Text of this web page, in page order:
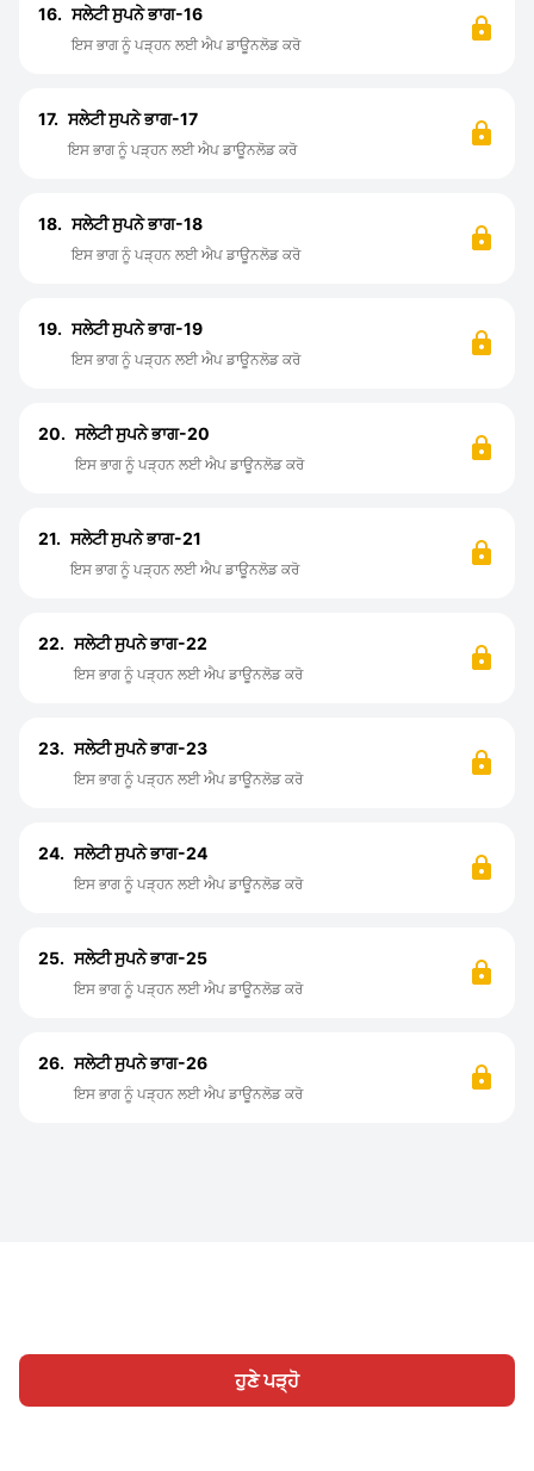
ਹੁਣੇ ਪੜ੍ਹੋ
16. ਸਲੇਟੀ ਸੁਪਨੇ ਭਾਗ-16
ਇਸ ਭਾਗ ਨੂੰ ਪੜ੍ਹਨ ਲਈ ਐਪ ਡਾਊਨਲੋਡ ਕਰੋ
17. ਸਲੇਟੀ ਸੁਪਨੇ ਭਾਗ-17
ਇਸ ਭਾਗ ਨੂੰ ਪੜ੍ਹਨ ਲਈ ਐਪ ਡਾਊਨਲੋਡ ਕਰੋ
18. ਸਲੇਟੀ ਸੁਪਨੇ ਭਾਗ-18
ਇਸ ਭਾਗ ਨੂੰ ਪੜ੍ਹਨ ਲਈ ਐਪ ਡਾਊਨਲੋਡ ਕਰੋ
19. ਸਲੇਟੀ ਸੁਪਨੇ ਭਾਗ-19
ਇਸ ਭਾਗ ਨੂੰ ਪੜ੍ਹਨ ਲਈ ਐਪ ਡਾਊਨਲੋਡ ਕਰੋ
20. ਸਲੇਟੀ ਸੁਪਨੇ ਭਾਗ-20
ਇਸ ਭਾਗ ਨੂੰ ਪੜ੍ਹਨ ਲਈ ਐਪ ਡਾਊਨਲੋਡ ਕਰੋ
21. ਸਲੇਟੀ ਸੁਪਨੇ ਭਾਗ-21
ਇਸ ਭਾਗ ਨੂੰ ਪੜ੍ਹਨ ਲਈ ਐਪ ਡਾਊਨਲੋਡ ਕਰੋ
22. ਸਲੇਟੀ ਸੁਪਨੇ ਭਾਗ-22
ਇਸ ਭਾਗ ਨੂੰ ਪੜ੍ਹਨ ਲਈ ਐਪ ਡਾਊਨਲੋਡ ਕਰੋ
23. ਸਲੇਟੀ ਸੁਪਨੇ ਭਾਗ-23
ਇਸ ਭਾਗ ਨੂੰ ਪੜ੍ਹਨ ਲਈ ਐਪ ਡਾਊਨਲੋਡ ਕਰੋ
24. ਸਲੇਟੀ ਸੁਪਨੇ ਭਾਗ-24
ਇਸ ਭਾਗ ਨੂੰ ਪੜ੍ਹਨ ਲਈ ਐਪ ਡਾਊਨਲੋਡ ਕਰੋ
25. ਸਲੇਟੀ ਸੁਪਨੇ ਭਾਗ-25
ਇਸ ਭਾਗ ਨੂੰ ਪੜ੍ਹਨ ਲਈ ਐਪ ਡਾਊਨਲੋਡ ਕਰੋ
26. ਸਲੇਟੀ ਸੁਪਨੇ ਭਾਗ-26
ਇਸ ਭਾਗ ਨੂੰ ਪੜ੍ਹਨ ਲਈ ਐਪ ਡਾਊਨਲੋਡ ਕਰੋ
ਹੋਮ ਸ਼੍ਰੇਣੀ ਲਿਖੋ ਸਾਈਨ ਇਨ